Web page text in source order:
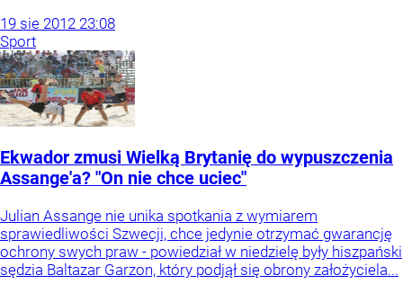
19 sie 2012 23:08
Sport
Ekwador zmusi Wielką Brytanię do wypuszczenia
Assange'a? "On nie chce uciec"
Julian Assange nie unika spotkania z wymiarem
sprawiedliwości Szwecji, chce jedynie otrzymać gwarancję
ochrony swych praw - powiedział w niedzielę były hiszpański
sędzia Baltazar Garzon, który podjął się obrony założyciela...